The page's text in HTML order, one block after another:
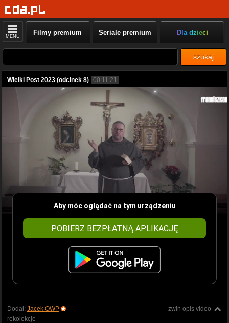
MENU Filmy premium Seriale premium Dla dzieci
szukaj
Wielki Post 2023 (odcinek 8) 00:11:21
Aby móc oglądać na tym urządzeniu
POBIERZ BEZPŁATNĄ APLIKACJĘ
zwiń opis video
Dodał: Jacek OWP
rekolekcje